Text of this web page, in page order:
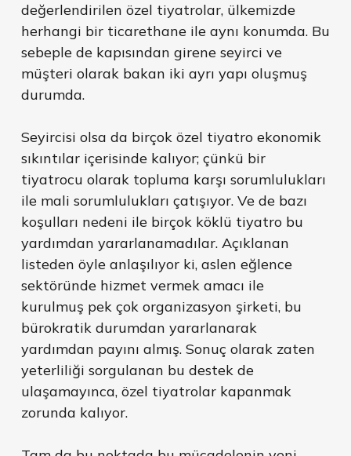
değerlendirilen özel tiyatrolar, ülkemizde
herhangi bir ticarethane ile aynı konumda. Bu
sebeple de kapısından girene seyirci ve
müşteri olarak bakan iki ayrı yapı oluşmuş
durumda.
Seyircisi olsa da birçok özel tiyatro ekonomik
sıkıntılar içerisinde kalıyor; çünkü bir
tiyatrocu olarak topluma karşı sorumlulukları
ile mali sorumlulukları çatışıyor. Ve de bazı
koşulları nedeni ile birçok köklü tiyatro bu
yardımdan yararlanamadılar. Açıklanan
listeden öyle anlaşılıyor ki, aslen eğlence
sektöründe hizmet vermek amacı ile
kurulmuş pek çok organizasyon şirketi, bu
bürokratik durumdan yararlanarak
yardımdan payını almış. Sonuç olarak zaten
yeterliliği sorgulanan bu destek de
ulaşamayınca, özel tiyatrolar kapanmak
zorunda kalıyor.